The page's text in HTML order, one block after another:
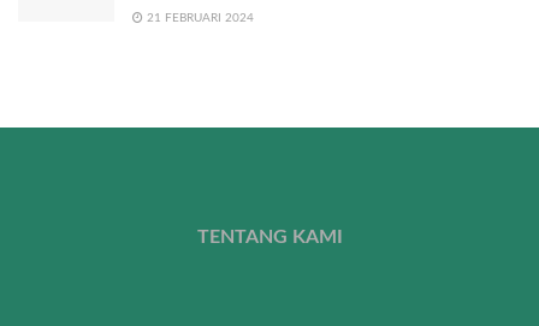
21 FEBRUARI 2024
TENTANG KAMI